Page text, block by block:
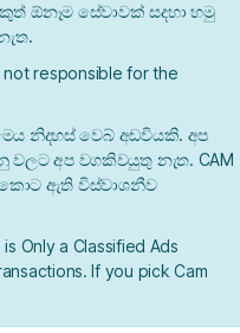
ඕනෑම සේවාවක් සදහා හමු
responsible for the
නිදහස් වෙබ් අඩවියකි. අප
වලට අප වගකිවයුතු නැත. CAM
කොට ඇති විස්වාශනීව
Only a Classified Ads
If you pick Cam